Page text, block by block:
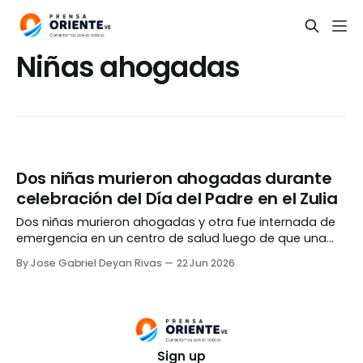
Niñas ahogadas
Dos niñas murieron ahogadas durante
celebración del Día del Padre en el Zulia
Dos niñas murieron ahogadas y otra fue internada de
emergencia en un centro de salud luego de que una
Timoteo, municipio Baralt del estado Zulia, durante un
By Jose Gabriel Deyan Rivas 22 Jun 2026
Sign up